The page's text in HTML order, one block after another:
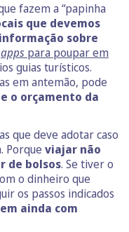
fazem a “papinha
que devemos
sobre
apps para poupar em
guias turísticos.
em antemão, pode
o orçamento da
que deve adotar caso
Porque viajar não
de bolsos. Se tiver o
o dinheiro que
os passos indicados
ainda com